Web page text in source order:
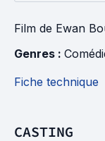
Film de Ewan
Genres :
Fiche technique
CASTING